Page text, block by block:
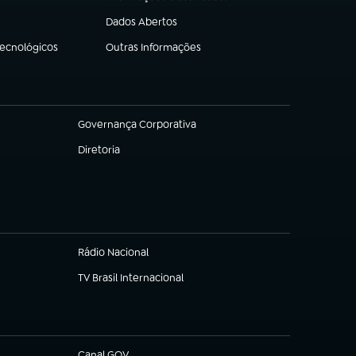
Dados Abertos
(abre em nova aba)
Outras Informações
(abre em nova aba)
Governança Corporativa
(abre em nova aba)
Diretoria
(abre em nova aba)
Rádio Nacional
TV Brasil Internacional
(abre em nova aba)